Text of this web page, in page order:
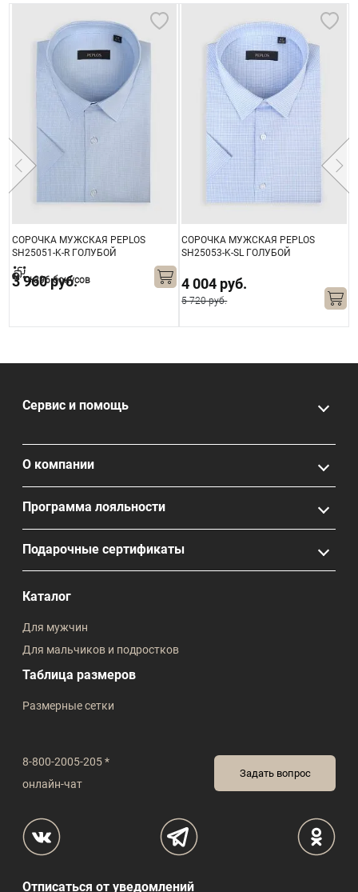
СОРОЧКА МУЖСКАЯ PEPLOS
SH25051-K-R ГОЛУБОЙ
3 960 руб.
+396 бонусов
СОРОЧКА МУЖСКАЯ PEPLOS
SH25053-K-SL ГОЛУБОЙ
4 004 руб.
5 720 руб.
8-800-2005-205 *
онлайн-чат
Задать вопрос
Сервис и помощь
О компании
Программа лояльности
Подарочные сертификаты
Каталог
Для мужчин
Для мальчиков и подростков
Таблица размеров
Размерные сетки
Отписаться от уведомлений